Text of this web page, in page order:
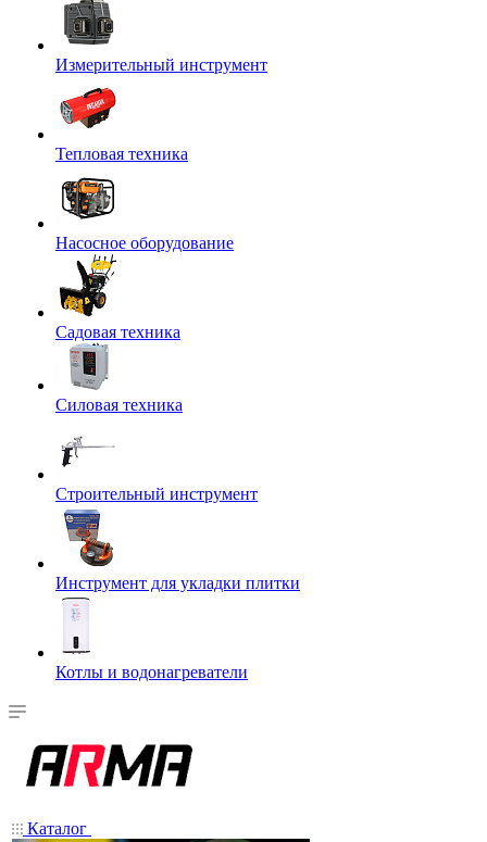
Измерительный инструмент
Тепловая техника
Насосное оборудование
Садовая техника
Силовая техника
Строительный инструмент
Инструмент для укладки плитки
Котлы и водонагреватели
Каталог